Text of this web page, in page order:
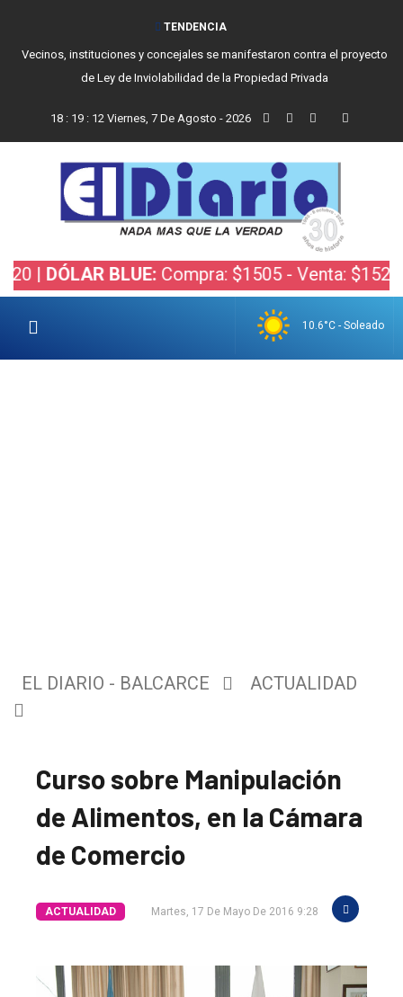
TENDENCIA
Vecinos, instituciones y concejales se manifestaron contra el proyecto
de Ley de Inviolabilidad de la Propiedad Privada
18: 19: 12 Viernes, 7 De Agosto - 2026
DÓLAR BLUE:Compra: $1505 - Venta: $1525 |
10.6°C - Soleado
EL DIARIO - BALCARCE ACTUALIDAD
Curso sobre Manipulación
de Alimentos, en la Cámara
de Comercio
ACTUALIDAD Martes, 17 De Mayo De 2016 9:28